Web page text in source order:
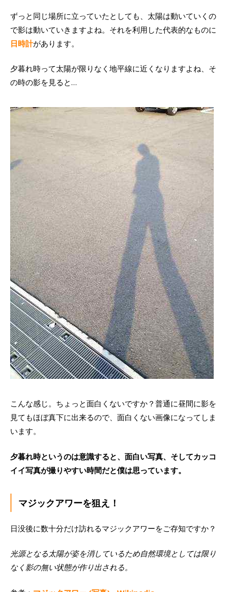
ずっと同じ場所に立っていたとしても、太陽は動いていくの
で影は動いていきますよね。それを利用した代表的なものに
日時計があります。
夕暮れ時って太陽が限りなく地平線に近くなりますよね、そ
の時の影を見ると…
こんな感じ。ちょっと面白くないですか？普通に昼間に影を
見てもほぼ真下に出来るので、面白くない画像になってしま
います。
夕暮れ時というのは意識すると、面白い写真、そしてカッコ
イイ写真が撮りやすい時間だと僕は思っています。
マジックアワーを狙え！
日没後に数十分だけ訪れるマジックアワーをご存知ですか？
光源となる太陽が姿を消しているため自然環境としては限り
なく影の無い状態が作り出される。